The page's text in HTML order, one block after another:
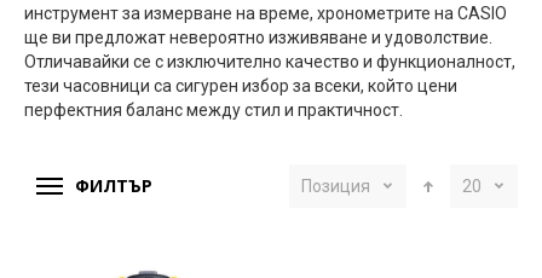
инструмент за измерване на време, хронометрите на CASIO
ще ви предложат невероятно изживяване и удоволствие.
Отличавайки се с изключително качество и функционалност,
тези часовници са сигурен избор за всеки, който цени
перфектния баланс между стил и практичност.
ФИЛТЪР Позиция 20